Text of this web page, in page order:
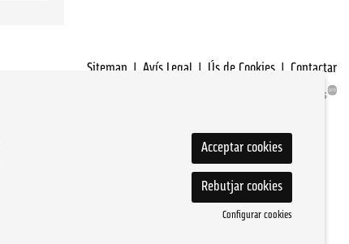
Sitemap | Avís Legal | Ús de Cookies | Contactar
Acceptar cookies
Rebutjar cookies
Configurar cookies